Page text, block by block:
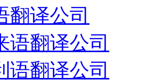
翻译公司
语翻译公司
语翻译公司